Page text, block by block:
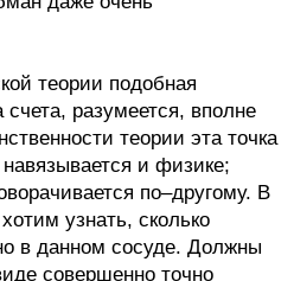
теории подобная
разумеется, вполне
теории эта точка
и физике;
по–другому. В
узнать, сколько
в данном сосуде. Должны
совершенно точно